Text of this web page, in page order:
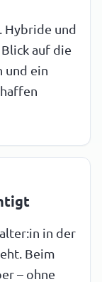
Hybride und
auf die
und ein
in der
Beim
– ohne